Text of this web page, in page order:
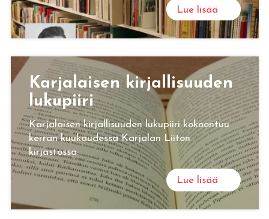
Lue lisää
Kar­ja­lai­sen kir­jal­li­suu­den
lu­ku­pii­ri
Karjalaisen kirjallisuuden lukupiiri kokoontuu
kerran kuukaudessa Karjalan Liiton
kirjastossa.
Lue lisää